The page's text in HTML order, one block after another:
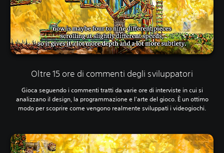
Oltre 15 ore di commenti degli sviluppatori
Gioca seguendo i commenti tratti da varie ore di interviste in cui si
analizzano il design, la programmazione e l'arte del gioco. È un ottimo
modo per scoprire come vengono realmente sviluppati i videogiochi.